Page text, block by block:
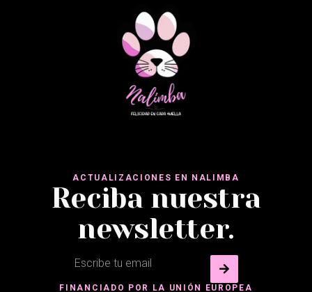
ACTUALIZACIONES EN NALIMBA
Reciba nuestra
newsletter.
FINANCIADO POR LA UNIÓN EUROPEA